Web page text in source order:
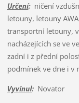
Určení:ničení
letouny, letouny
transportní letouny,
nacházejících se ve
zadní i z přední
podmínek ve dne i v
Vyvinul:Novator